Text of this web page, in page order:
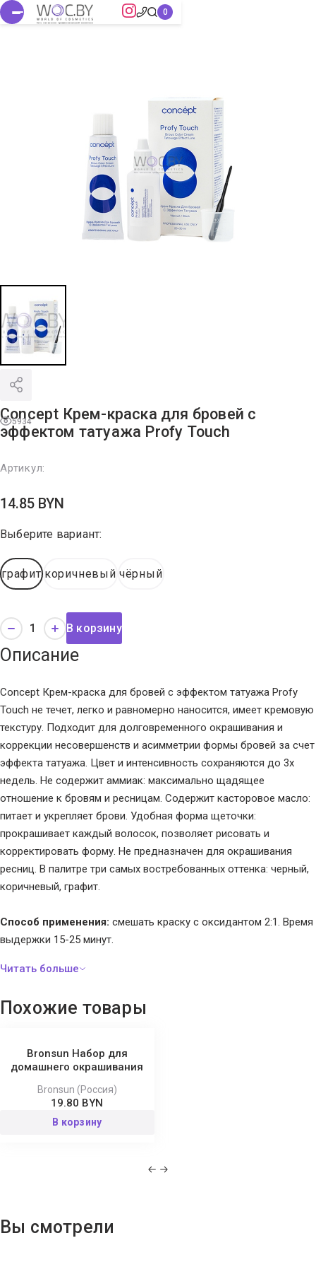
5934
Concept Крем-краска для бровей с
эффектом татуажа Profy Touch
Артикул:
14.85 BYN
Выберите вариант:
графит коричневый чёрный
В корзину
Описание
Concept Крем-краска для бровей с эффектом татуажа Profy
Touch не течет, легко и равномерно наносится, имеет кремовую
текстуру. Подходит для долговременного окрашивания и
коррекции несовершенств и асимметрии формы бровей за счет
эффекта татуажа. Цвет и интенсивность сохраняются до 3х
недель. Не содержит аммиак: максимально щадящее
отношение к бровям и ресницам. Содержит касторовое масло:
питает и укрепляет брови. Удобная форма щеточки:
прокрашивает каждый волосок, позволяет рисовать и
корректировать форму. Не предназначен для окрашивания
ресниц. В палитре три самых востребованных оттенка: черный,
коричневый, графит.
Способ применения: смешать краску с оксидантом 2:1. Время
выдержки 15-25 минут.
Похожие товары
Bronsun Набор для
домашнего окрашивания
Bronsun (Россия)
19.80 BYN
В корзину
Вы смотрели